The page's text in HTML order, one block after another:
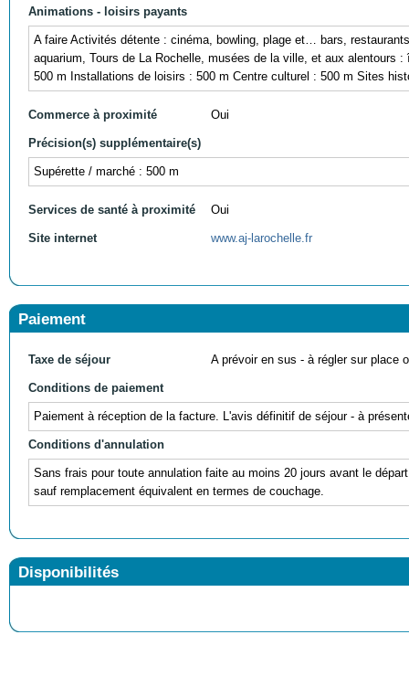
Animations - loisirs payants
A faire Activités détente : cinéma, bowling, plage et… bars,
aquarium, Tours de La Rochelle, musées de la ville, et aux
500 m Installations de loisirs : 500 m Centre culturel : 500 m Sites
Commerce à proximité Oui
Précision(s) supplémentaire(s)
Supérette / marché : 500 m
Services de santé à proximité Oui
Site internet www.aj-larochelle.fr
Paiement
Taxe de séjour A prévoir en sus - à régler sur place
Conditions de paiement
Paiement à réception de la facture. L'avis définitif de séjour - à
Conditions d'annulation
Sans frais pour toute annulation faite au moins 20 jours avant le
sauf remplacement équivalent en termes de couchage.
Disponibilités